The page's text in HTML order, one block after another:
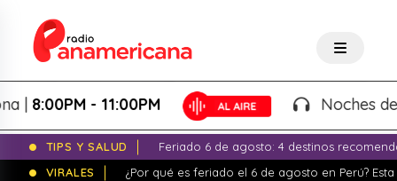
8:00PM - 11:00PM Noches de
TIPS Y SALUD
Feriado 6 de agosto: 4 destinos
VIRALES
¿Por qué es feriado el 6 de agosto en Perú?